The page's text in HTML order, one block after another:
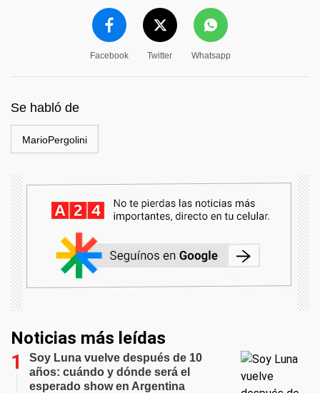
Facebook Twitter Whatsapp
Se habló de
MarioPergolini
Noticias más leídas
Soy Luna vuelve después de 10
años: cuándo y dónde será el
esperado show en Argentina